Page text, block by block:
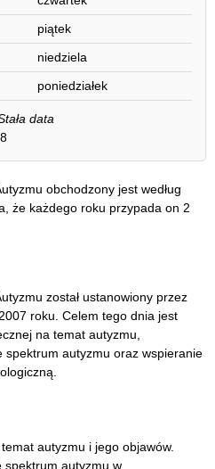
piątek
niedziela
poniedziałek
data
obchodzony jest według
że każdego roku przypada on 2
został ustanowiony przez
roku. Celem tego dnia jest
na temat autyzmu,
spektrum autyzmu oraz wspieranie
autyzmu i jego objawów.
spektrum autyzmu w